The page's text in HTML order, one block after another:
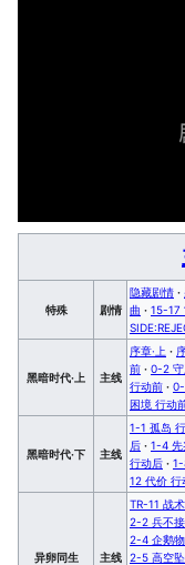
特殊 剧情
隐藏剧情 ·
曲 · 15-17
黑暗时代·上 主线
序章·上 ·
前 · 0-2 守
行动前 · 0-
困境 行动
黑暗时代·下 主线
1-1 孤岛
后 · 1-4 先
行动后 · 1-
12 代价 行
异卵同生 主线
TR-11 战
2-2 兵不
2-4 企鹅
2-5 高空